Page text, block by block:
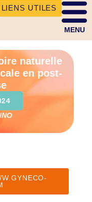
LIENS UTILES
MENU
naturelle
en post-